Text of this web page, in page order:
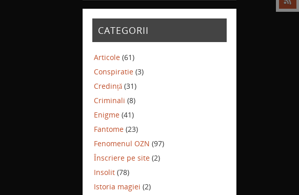
CATEGORII
Articole (61)
Conspiratie (3)
Credință (31)
Criminali (8)
Enigme (41)
Fantome (23)
Fenomenul OZN (97)
Înscriere pe site (2)
Insolit (78)
Istoria magiei (2)